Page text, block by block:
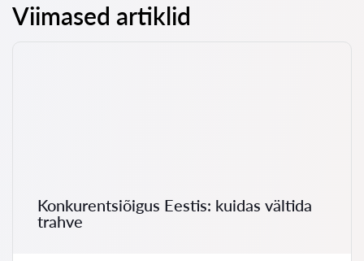
Viimased artiklid
Konkurentsiõigus Eestis: kuidas vältida
trahve